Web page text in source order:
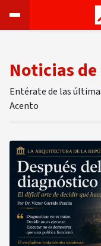
Noticias
Entérate de las
Acento